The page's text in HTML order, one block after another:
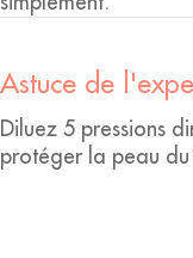
Astuce de
Diluez 5 pressions
protéger la peau du